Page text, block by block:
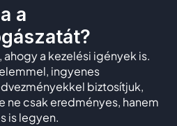
a
a kezelési igények is.
ingyenes
biztosítjuk,
ne csak eredményes, hanem
is legyen.